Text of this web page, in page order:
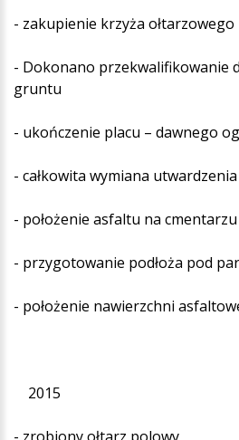
- zakupienie krzyża ołtarzowego
- Dokonano przekwalifikowanie
gruntu
- ukończenie placu – dawnego
- całkowita wymiana
- położenie asfaltu na cmentarzu
- przygotowanie podłoża pod
- położenie nawierzchni
2015